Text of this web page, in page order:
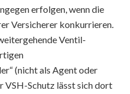
erfolgen, wenn die
Versicherer konkurrieren.
Ventil-
(nicht als Agent oder
VSH-Schutz lässt sich dort